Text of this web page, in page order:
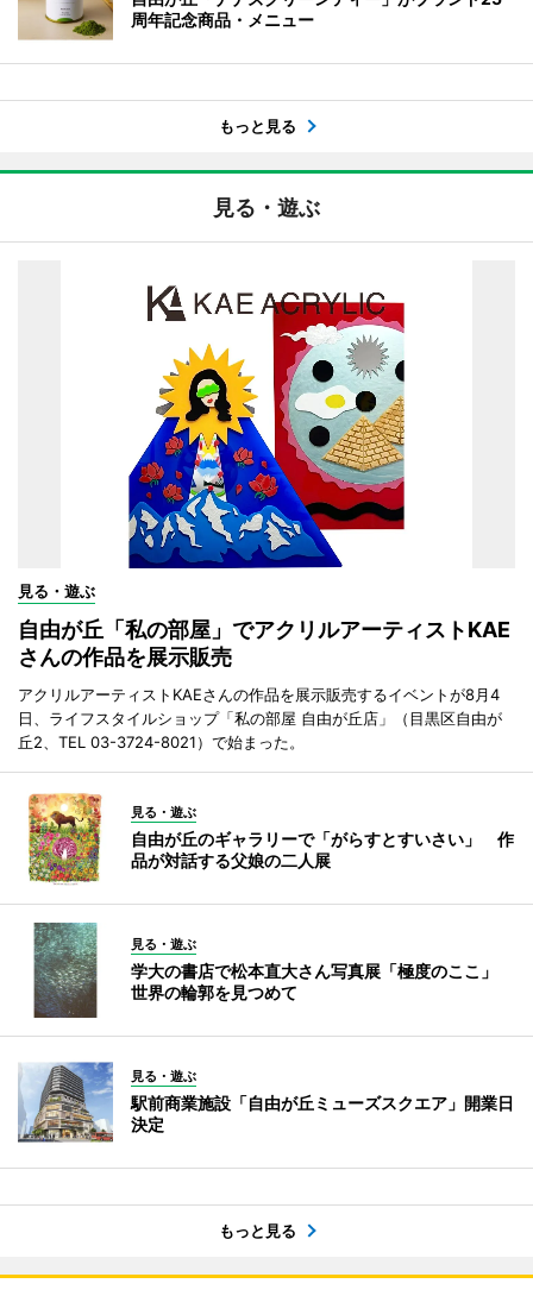
周年記念商品・メニュー
もっと見る
見る・遊ぶ
見る・遊ぶ
自由が丘「私の部屋」でアクリルアーティストKAE
さんの作品を展示販売
アクリルアーティストKAEさんの作品を展示販売するイベントが8月4
日、ライフスタイルショップ「私の部屋 自由が丘店」（目黒区自由が
丘2、TEL 03-3724-8021）で始まった。
見る・遊ぶ
自由が丘のギャラリーで「がらすとすいさい」 作
品が対話する父娘の二人展
見る・遊ぶ
学大の書店で松本直大さん写真展「極度のここ」
世界の輪郭を見つめて
見る・遊ぶ
駅前商業施設「自由が丘ミューズスクエア」開業日
決定
もっと見る